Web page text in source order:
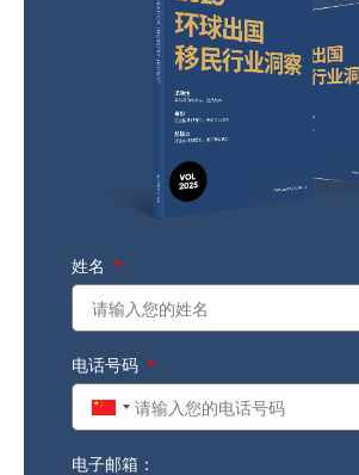
姓名
电话号码
China
电子邮箱：